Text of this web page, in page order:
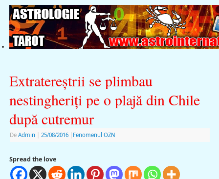
Extratereştrii se plimbau
nestingheriţi pe o plajă din Chile
după cutremur
De Admin 25/08/2016 Fenomenul OZN
Spread the love